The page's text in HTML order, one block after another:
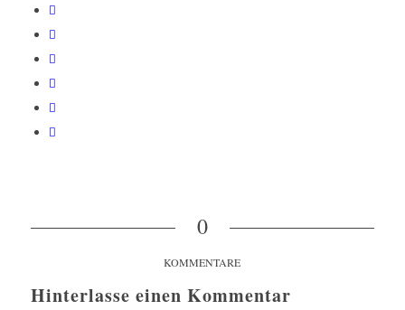
0
KOMMENTARE
Hinterlasse einen Kommentar